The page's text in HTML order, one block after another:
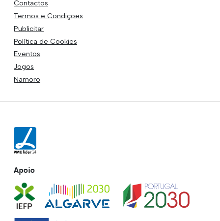
Contactos
Termos e Condições
Publicitar
Política de Cookies
Eventos
Jogos
Namoro
Apoio